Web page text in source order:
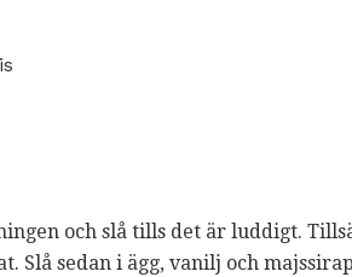
och slå tills det är luddigt.
Slå sedan i ägg, vanilj och